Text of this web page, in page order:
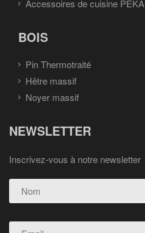
Accessoires de cuisine PEKA
BOIS
Pin Thermotraité
Hêtre massif
Noyer massif
NEWSLETTER
Inscrivez-vous à notre newsletter